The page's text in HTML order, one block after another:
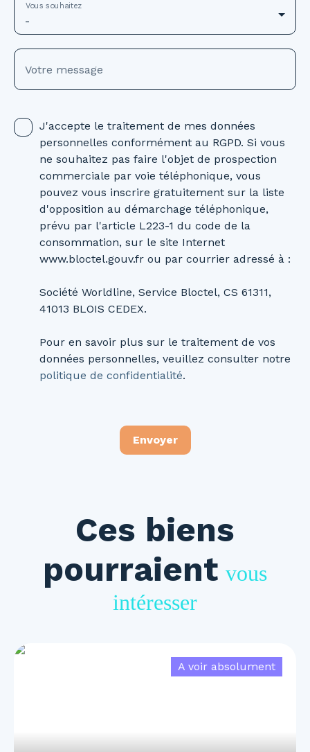
-
Vous souhaitez
Votre message
J'accepte le traitement de mes données
personnelles conformément au RGPD. Si vous
ne souhaitez pas faire l'objet de prospection
commerciale par voie téléphonique, vous
pouvez vous inscrire gratuitement sur la liste
d'opposition au démarchage téléphonique,
prévu par l'article L223-1 du code de la
consommation, sur le site Internet
www.bloctel.gouv.fr ou par courrier adressé à :
Société Worldline, Service Bloctel, CS 61311,
41013 BLOIS CEDEX.
Pour en savoir plus sur le traitement de vos
données personnelles, veuillez consulter notre
politique de confidentialité.
Envoyer
Ces biens
pourraient vous
intéresser
A voir absolument